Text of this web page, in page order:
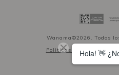
Wanama©2026. Todos
Politicas de privacidad